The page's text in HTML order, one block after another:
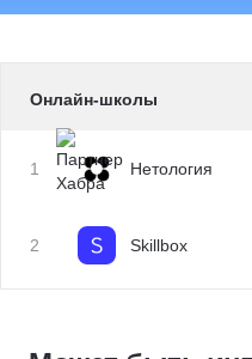
Онлайн-школы
1 Нетология
2 Skillbox